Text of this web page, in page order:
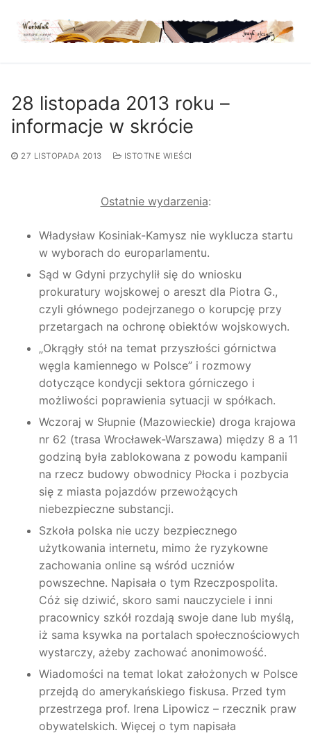
treści
28 listopada 2013 roku –
informacje w skrócie
27 LISTOPADA 2013 ISTOTNE WIEŚCI
Ostatnie wydarzenia:
Władysław Kosiniak-Kamysz nie wyklucza startu
w wyborach do europarlamentu.
Sąd w Gdyni przychylił się do wniosku
prokuratury wojskowej o areszt dla Piotra G.,
czyli głównego podejrzanego o korupcję przy
przetargach na ochronę obiektów wojskowych.
„Okrągły stół na temat przyszłości górnictwa
węgla kamiennego w Polsce” i rozmowy
dotyczące kondycji sektora górniczego i
możliwości poprawienia sytuacji w spółkach.
Wczoraj w Słupnie (Mazowieckie) droga krajowa
nr 62 (trasa Wrocławek-Warszawa) między 8 a 11
godziną była zablokowana z powodu kampanii
na rzecz budowy obwodnicy Płocka i pozbycia
się z miasta pojazdów przewożących
niebezpieczne substancji.
Szkoła polska nie uczy bezpiecznego
użytkowania internetu, mimo że ryzykowne
zachowania online są wśród uczniów
powszechne. Napisała o tym Rzeczpospolita.
Cóż się dziwić, skoro sami nauczyciele i inni
pracownicy szkół rozdają swoje dane lub myślą,
iż sama ksywka na portalach społecznościowych
wystarczy, ażeby zachować anonimowość.
Wiadomości na temat lokat założonych w Polsce
przejdą do amerykańskiego fiskusa. Przed tym
przestrzega prof. Irena Lipowicz – rzecznik praw
obywatelskich. Więcej o tym napisała